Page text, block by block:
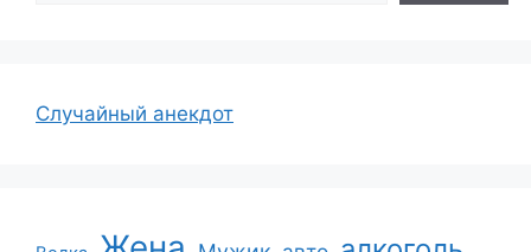
Случайный анекдот